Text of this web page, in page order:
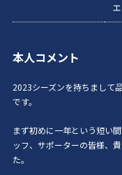
本人コメント
2023シーズンを持ちまして
です。
まず初めに一年という短い
ッフ、サポーターの皆様、
た。